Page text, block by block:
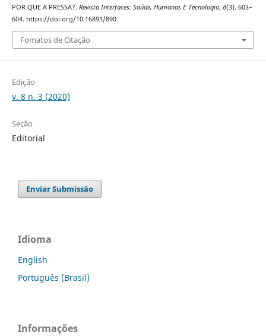
POR QUE A PRESSA?. Revista Interfaces: Saúde, Humanas E Tecnologia, 8(3), 603–
604. https://doi.org/10.16891/890
Fomatos de Citação
Edição
v. 8 n. 3 (2020)
Seção
Editorial
Enviar Submissão
Idioma
English
Português (Brasil)
Informações